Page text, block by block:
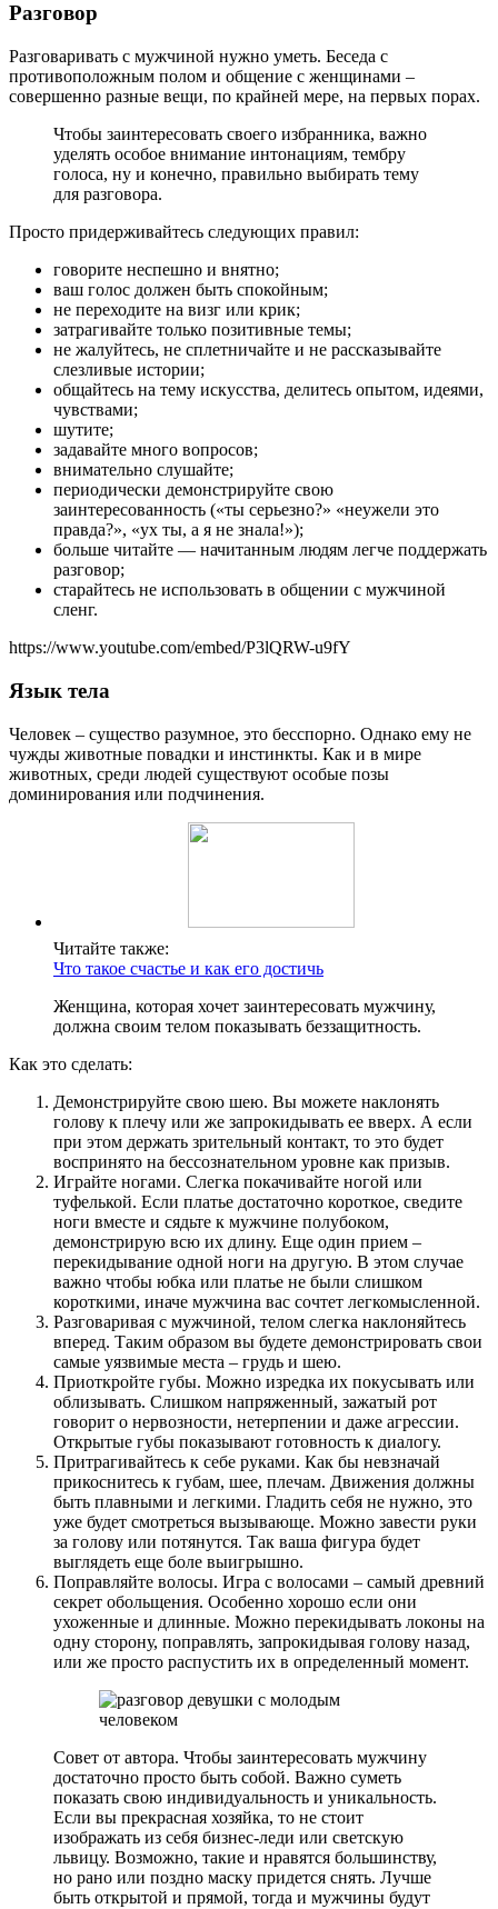
Разговор
Разговаривать с мужчиной нужно уметь. Беседа с
противоположным полом и общение с женщинами –
совершенно разные вещи, по крайней мере, на первых порах.
Чтобы заинтересовать своего избранника, важно
уделять особое внимание интонациям, тембру
голоса, ну и конечно, правильно выбирать тему
для разговора.
Просто придерживайтесь следующих правил:
говорите неспешно и внятно;
ваш голос должен быть спокойным;
не переходите на визг или крик;
затрагивайте только позитивные темы;
не жалуйтесь, не сплетничайте и не рассказывайте
слезливые истории;
общайтесь на тему искусства, делитесь опытом, идеями,
чувствами;
шутите;
задавайте много вопросов;
внимательно слушайте;
периодически демонстрируйте свою
заинтересованность («ты серьезно?» «неужели это
правда?», «ух ты, а я не знала!»);
больше читайте — начитанным людям легче поддержать
разговор;
старайтесь не использовать в общении с мужчиной
сленг.
https://www.youtube.com/embed/P3lQRW-u9fY
Язык тела
Человек – существо разумное, это бесспорно. Однако ему не
чужды животные повадки и инстинкты. Как и в мире
животных, среди людей существуют особые позы
доминирования или подчинения.
Читайте также:
Что такое счастье и как его достичь
Женщина, которая хочет заинтересовать мужчину,
должна своим телом показывать беззащитность.
Как это сделать:
Демонстрируйте свою шею. Вы можете наклонять
голову к плечу или же запрокидывать ее вверх. А если
при этом держать зрительный контакт, то это будет
воспринято на бессознательном уровне как призыв.
Играйте ногами. Слегка покачивайте ногой или
туфелькой. Если платье достаточно короткое, сведите
ноги вместе и сядьте к мужчине полубоком,
демонстрирую всю их длину. Еще один прием –
перекидывание одной ноги на другую. В этом случае
важно чтобы юбка или платье не были слишком
короткими, иначе мужчина вас сочтет легкомысленной.
Разговаривая с мужчиной, телом слегка наклоняйтесь
вперед. Таким образом вы будете демонстрировать свои
самые уязвимые места – грудь и шею.
Приоткройте губы. Можно изредка их покусывать или
облизывать. Слишком напряженный, зажатый рот
говорит о нервозности, нетерпении и даже агрессии.
Открытые губы показывают готовность к диалогу.
Притрагивайтесь к себе руками. Как бы невзначай
прикоснитесь к губам, шее, плечам. Движения должны
быть плавными и легкими. Гладить себя не нужно, это
уже будет смотреться вызывающе. Можно завести руки
за голову или потянутся. Так ваша фигура будет
выглядеть еще боле выигрышно.
Поправляйте волосы. Игра с волосами – самый древний
секрет обольщения. Особенно хорошо если они
ухоженные и длинные. Можно перекидывать локоны на
одну сторону, поправлять, запрокидывая голову назад,
или же просто распустить их в определенный момент.
Совет от автора. Чтобы заинтересовать мужчину
достаточно просто быть собой. Важно суметь
показать свою индивидуальность и уникальность.
Если вы прекрасная хозяйка, то не стоит
изображать из себя бизнес-леди или светскую
львицу. Возможно, такие и нравятся большинству,
но рано или поздно маску придется снять. Лучше
быть открытой и прямой, тогда и мужчины будут